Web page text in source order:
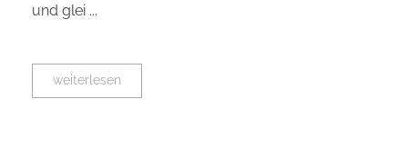
und glei ...
weiterlesen